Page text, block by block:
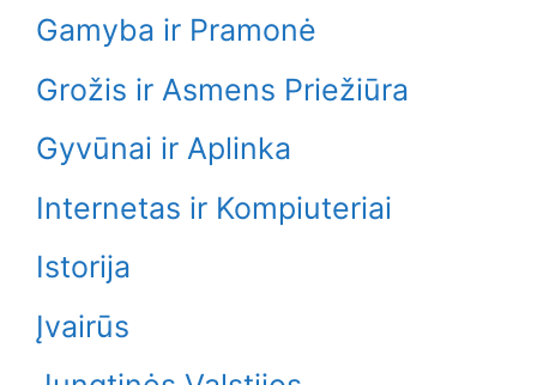
Gamyba ir Pramonė
Grožis ir Asmens Priežiūra
Gyvūnai ir Aplinka
Internetas ir Kompiuteriai
Istorija
Įvairūs